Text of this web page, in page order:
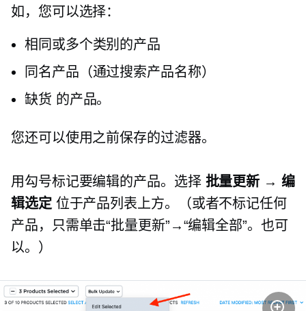
如，您可以选择：
相同或多个类别的产品
同名产品（通过搜索产品名称）
缺货 的产品。
您还可以使用之前保存的过滤器。
用勾号标记要编辑的产品。选择 批量更新 → 编
辑选定位于产品列表上方。（或者不标记任何
产品，只需单击“批量更新”→“编辑全部”。也可
以。）